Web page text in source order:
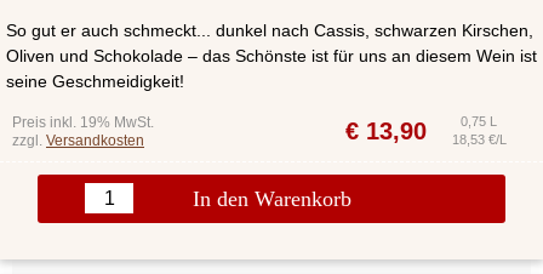
So gut er auch schmeckt... dunkel nach Cassis, schwarzen Kirschen,
Oliven und Schokolade – das Schönste ist für uns an diesem Wein ist
seine Geschmeidigkeit!
Preis inkl. 19% MwSt.
zzgl. Versandkosten € 13,90
0,75 L
18,53 €/L
In den Warenkorb